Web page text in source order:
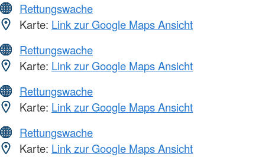
Rettungswache
Karte: Link zur Google Maps Ansicht
Rettungswache
Karte: Link zur Google Maps Ansicht
Rettungswache
Karte: Link zur Google Maps Ansicht
Rettungswache
Karte: Link zur Google Maps Ansicht